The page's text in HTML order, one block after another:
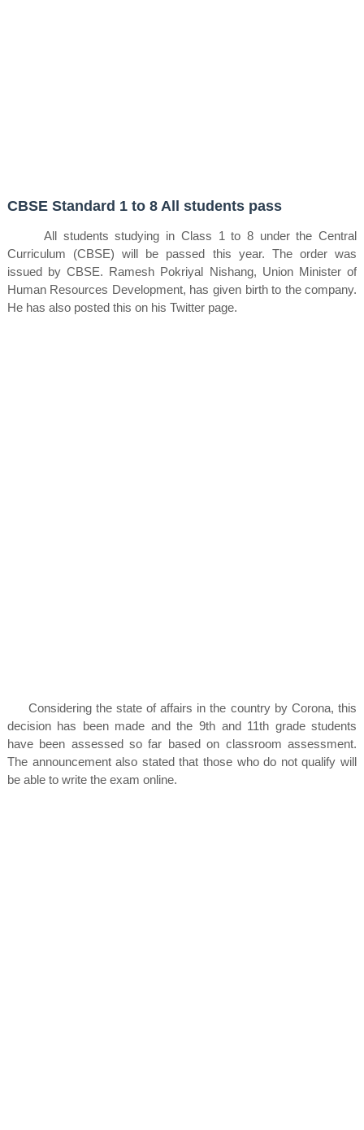
CBSE Standard 1 to 8 All students pass
All students studying in Class 1 to 8 under the Central
Curriculum (CBSE) will be passed this year. The order was
issued by CBSE. Ramesh Pokriyal Nishang, Union Minister of
Human Resources Development, has given birth to the company.
He has also posted this on his Twitter page.
Considering the state of affairs in the country by Corona, this
decision has been made and the 9th and 11th grade students
have been assessed so far based on classroom assessment.
The announcement also stated that those who do not qualify will
be able to write the exam online.